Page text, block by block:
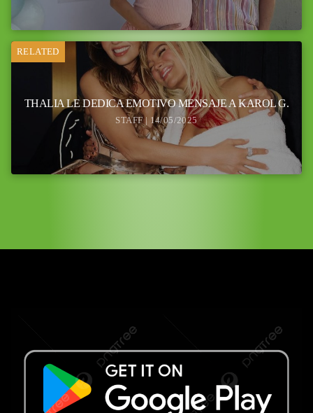
RELATED
THALIA LE DEDICA EMOTIVO MENSAJE A KAROL G.
STAFF | 14/05/2025